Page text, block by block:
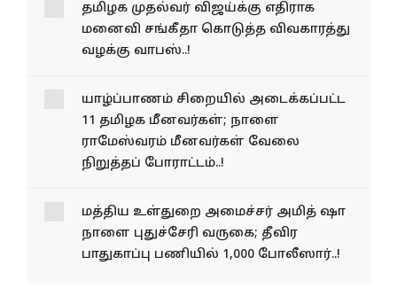
தமிழக முதல்வர் விஜய்க்கு எதிராக
மனைவி சங்கீதா கொடுத்த விவகாரத்து
வழக்கு வாபஸ்..!
யாழ்ப்பாணம் சிறையில் அடைக்கப்பட்ட
11 தமிழக மீனவர்கள்; நாளை
ராமேஸ்வரம் மீனவர்கள் வேலை
நிறுத்தப் போராட்டம்..!
மத்திய உள்துறை அமைச்சர் அமித் ஷா
நாளை புதுச்சேரி வருகை; தீவிர
பாதுகாப்பு பணியில் 1,000 போலீஸார்..!